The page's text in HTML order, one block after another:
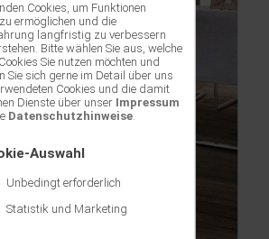
Cookies, um Funktionen
ermöglichen und die
langfristig zu verbessern
Bitte wählen Sie aus, welche
Sie nutzen möchten und
Sie sich gerne im Detail über uns
Cookies und die damit
Dienste über unser Impressum
Datenschutzhinweise.
Auswahl
Unbedingt erforderlich
Statistik und Marketing